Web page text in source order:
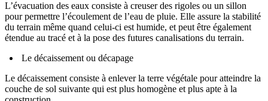
L’évacuation des eaux consiste à creuser des rigoles ou un sillon
pour permettre l’écoulement de l’eau de pluie. Elle assure la stabilité
du terrain même quand celui-ci est humide, et peut être également
étendue au tracé et à la pose des futures canalisations du terrain.
Le décaissement ou décapage
Le décaissement consiste à enlever la terre végétale pour atteindre la
couche de sol suivante qui est plus homogène et plus apte à la